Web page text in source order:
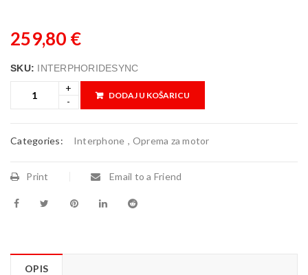
259,80 €
SKU: INTERPHORIDESYNC
DODAJ U KOŠARICU
Categories: Interphone , Oprema za motor
Print Email to a Friend
OPIS